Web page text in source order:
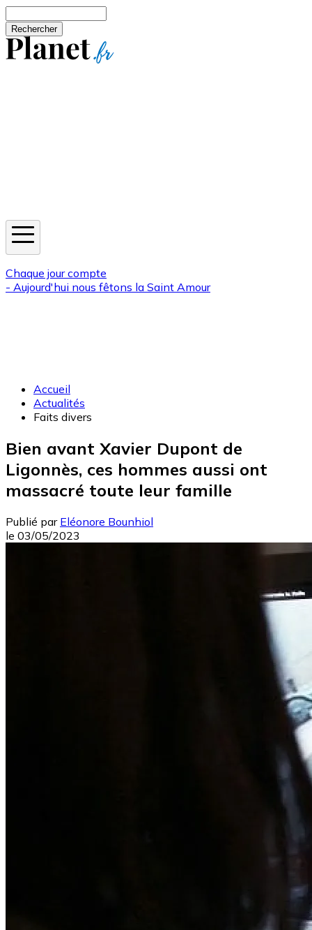
Chaque jour compte
- Aujourd'hui nous fêtons la Saint Amour
Accueil
Actualités
Faits divers
Bien avant Xavier Dupont de
Ligonnès, ces hommes aussi ont
massacré toute leur famille
Publié par Eléonore Bounhiol
le 03/05/2023